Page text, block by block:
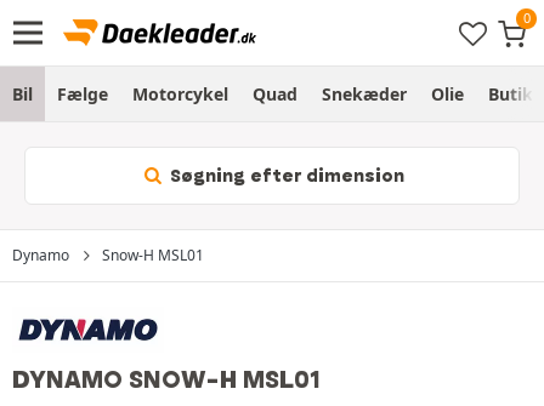
Bil Fælge Motorcykel Quad Snekæder Olie Butik
Søgning efter dimension
Dynamo Snow-H MSL01
DYNAMO SNOW-H MSL01